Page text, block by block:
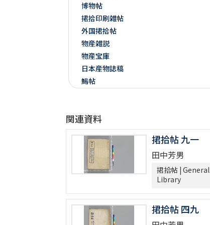
博物帖
捃拾印刷雑帖
外国捃拾帖
物産雑説
物産宝庫
日本産物誌稿
鯣帖
教草
台湾帖
神都印刷帖附農業館掛図・絵
共進会並水産博覧会帖
繭絲織物陶漆器共進会帖
鳥類標本及寫眞圖
蟲譜 3巻
雀巣庵禽譜
関連資料
捃拾帖 九一
田中芳男
捃拾帖 | General
Library
捃拾帖 四九